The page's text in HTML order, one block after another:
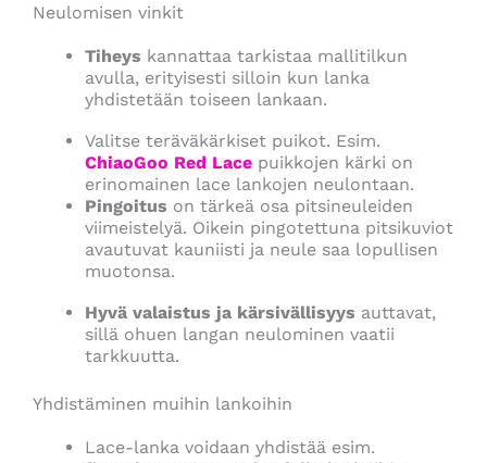
Neulomisen vinkit
Tiheys kannattaa tarkistaa mallitilkun
avulla, erityisesti silloin kun lanka
yhdistetään toiseen lankaan.
Valitse teräväkärkiset puikot. Esim.
ChiaoGoo Red Lace puikkojen kärki on
erinomainen lace lankojen neulontaan.
Pingoitus on tärkeä osa pitsineuleiden
viimeistelyä. Oikein pingotettuna pitsikuviot
avautuvat kauniisti ja neule saa lopullisen
muotonsa.
Hyvä valaistus ja kärsivällisyys auttavat,
sillä ohuen langan neulominen vaatii
tarkkuutta.
Yhdistäminen muihin lankoihin
Lace-lanka voidaan yhdistää esim.